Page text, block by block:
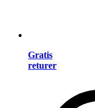
Gratis
returer